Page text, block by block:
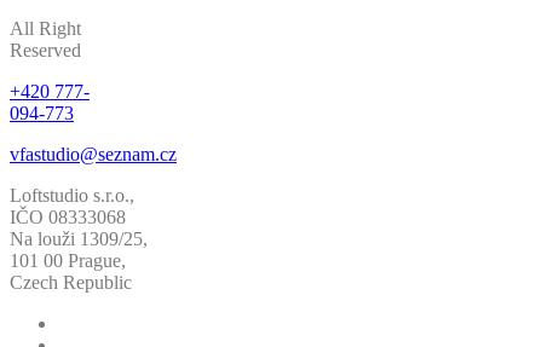
All Right
Reserved
+420 777-
094-773
vfastudio@seznam.cz
Loftstudio s.r.o.,
IČO 08333068
Na louži 1309/25,
101 00 Prague,
Czech Republic